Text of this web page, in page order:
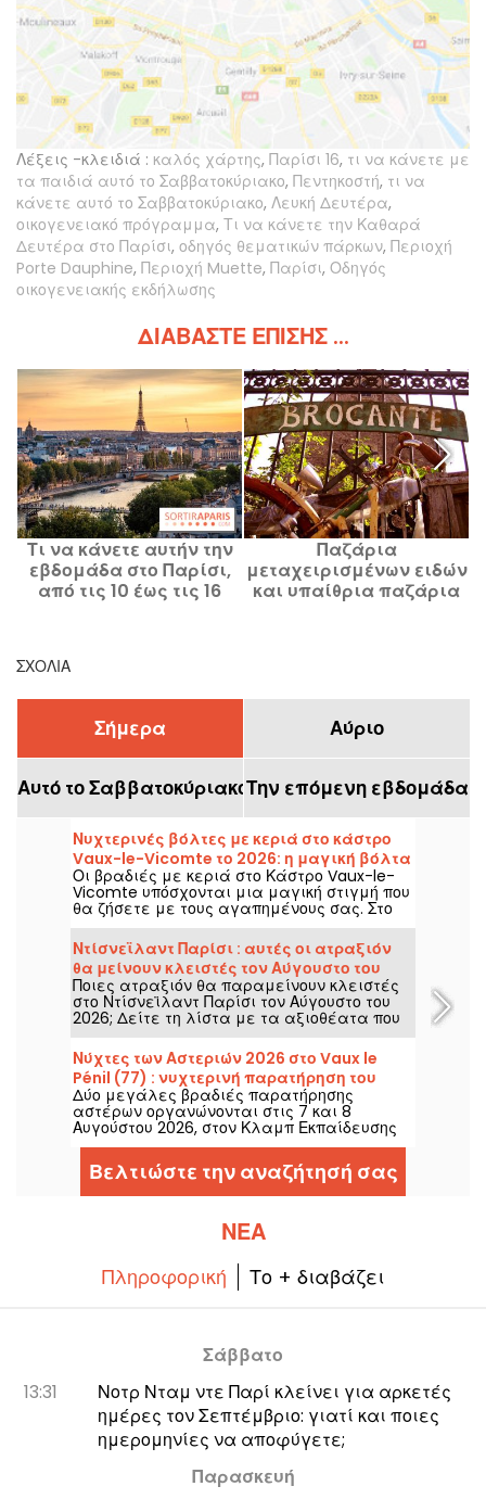
Λέξεις -κλειδιά : καλός χάρτης, Παρίσι 16, τι να κάνετε με
τα παιδιά αυτό το Σαββατοκύριακο, Πεντηκοστή, τι να
κάνετε αυτό το Σαββατοκύριακο, Λευκή Δευτέρα,
οικογενειακό πρόγραμμα, Τι να κάνετε την Καθαρά
Δευτέρα στο Παρίσι, οδηγός θεματικών πάρκων, Περιοχή
Porte Dauphine, Περιοχή Muette, Παρίσι, Οδηγός
οικογενειακής εκδήλωσης
ΔΙΑΒΆΣΤΕ ΕΠΊΣΗΣ ...
Τι να κάνετε αυτήν την
εβδομάδα στο Παρίσι,
από τις 10 έως τις 16
Παζάρια
μεταχειρισμένων ειδών
και υπαίθρια παζάρια
του Σαββατοκύριακου
ΣΧΌΛΙΑ
Σήμερα Αύριο
Αυτό το ΣαββατοκύριακοΤην επόμενη εβδομάδα
Νυχτερινές βόλτες με κεριά στο κάστρο
Vaux-le-Vicomte το 2026: η μαγική βόλτα
με σόου drones
Οι βραδιές με κεριά στο Κάστρο Vaux-le-
Vicomte υπόσχονται μια μαγική στιγμή που
θα ζήσετε με τους αγαπημένους σας. Στο
πρόγραμμα: νυχτερινή ξενάγηση
φωτισμένη από 2.000 κεριά, παιχνίδια
νερού, ρομαντική βόλτα στους κήπους υπό
την ήχηση μπαρόκ μουσικής και, εφόσον οι
συνθήκες το επιτρέψουν, και ένα
πυροτέχνημα! Μια ξεχωριστή στιγμή που
μπορείτε να ζήσετε από τις 16 Μαΐου έως
τις 26 Σεπτεμβρίου 2026.
Ντίσνεϊλαντ Παρίσι : αυτές οι ατραξιόν
θα μείνουν κλειστές τον Αύγουστο του
2026
Ποιες ατραξιόν θα παραμείνουν κλειστές
στο Ντίσνεϊλαντ Παρίσι τον Αύγουστο του
2026; Δείτε τη λίστα με τα αξιοθέατα που
θα είναι προσωρινά μη προσβάσιμα για
συντήρηση ή ανακαίνιση, για να
προετοιμάσετε την επίσκεψή σας στα
πάρκα Disney.
Νύχτες των Αστεριών 2026 στο Vaux le
Pénil (77) : νυχτερινή παρατήρηση του
καλοκαιρινού ουρανού
Δύο μεγάλες βραδιές παρατήρησης
αστέρων οργανώνονται στις 7 και 8
Αυγούστου 2026, στον Κλαμπ Εκπαίδευσης
Σκύλων του Βώ Λε Πενίλ, με την ευκαιρία
της νέας εκδήλωσης των Νυχτών των
Αστέρων.
Βελτιώστε την αναζήτησή σας
ΝΈΑ
Πληροφορική Το + διαβάζει
Σάββατο
13:31
Νοτρ Νταμ ντε Παρί κλείνει για αρκετές
ημέρες τον Σεπτέμβριο: γιατί και ποιες
ημερομηνίες να αποφύγετε;
Παρασκευή